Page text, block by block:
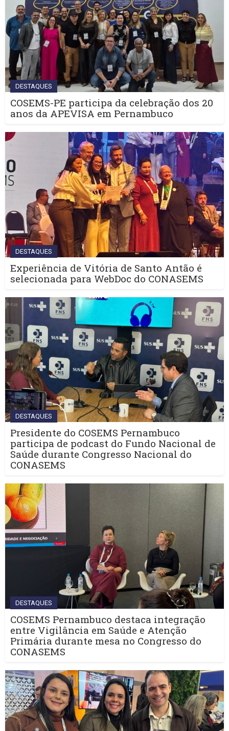
DESTAQUES
COSEMS-PE participa da celebração dos 20
anos da APEVISA em Pernambuco
DESTAQUES
Experiência de Vitória de Santo Antão é
selecionada para WebDoc do CONASEMS
DESTAQUES
Presidente do COSEMS Pernambuco
participa de podcast do Fundo Nacional de
Saúde durante Congresso Nacional do
CONASEMS
DESTAQUES
COSEMS Pernambuco destaca integração
entre Vigilância em Saúde e Atenção
Primária durante mesa no Congresso do
CONASEMS